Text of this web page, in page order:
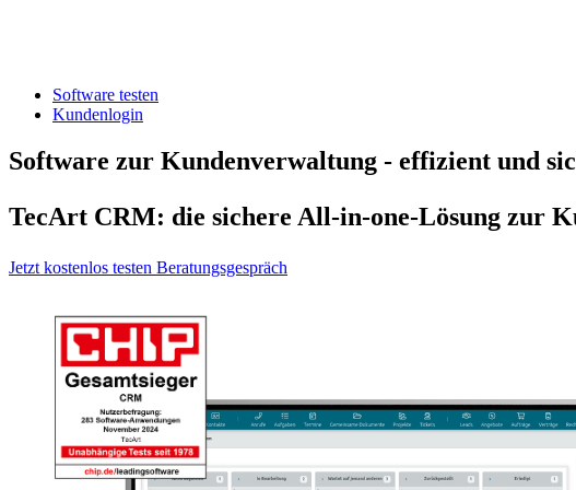
Software testen
Kundenlogin
Software zur Kundenverwaltung - effizient und
TecArt CRM: die sichere All-in-one-Lösung zur
Jetzt kostenlos testen Beratungsgespräch